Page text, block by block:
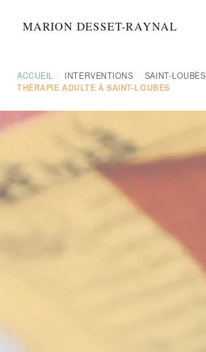
MARION DESSET-RAYNAL
ACCUEIL INTERVENTIONS SAINT-LOUBÈS
THÉRAPIE ADULTE À SAINT-LOUBÈS